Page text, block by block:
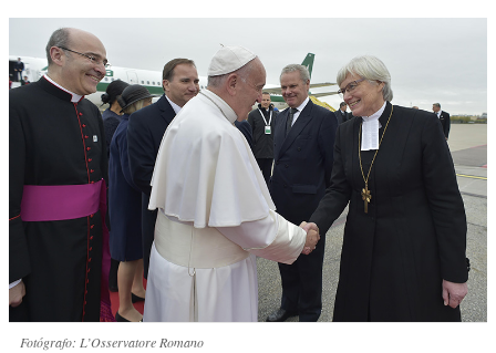
Fotógrafo: L’Osservatore Romano